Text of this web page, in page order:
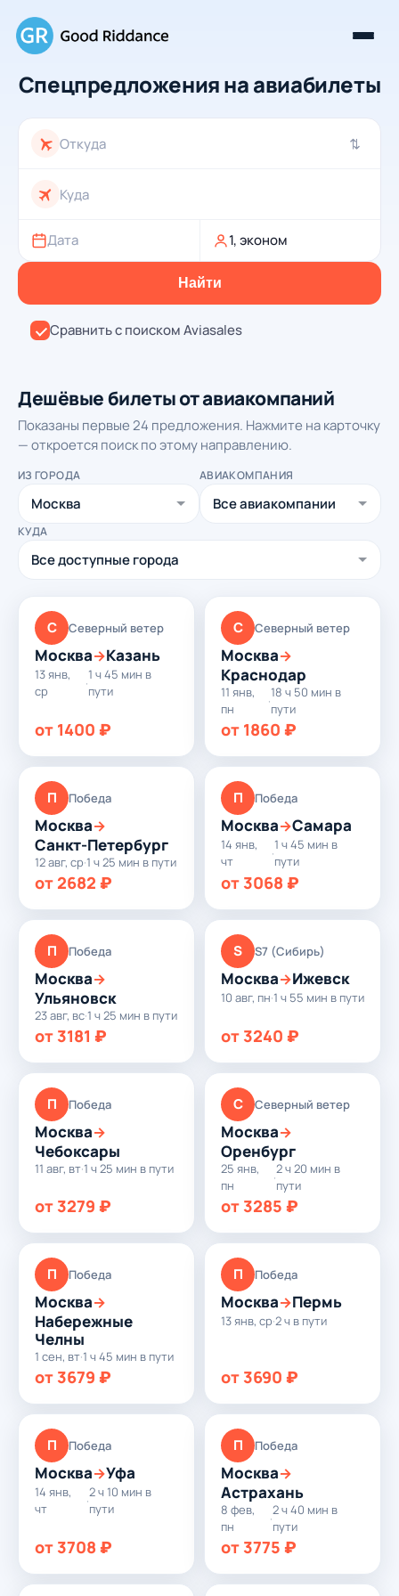
Спецпредложения на авиабилеты
⇄
Дата 1, эконом
Найти
Сравнить с поиском Aviasales
Дешёвые билеты от авиакомпаний
Показаны первые 24 предложения. Нажмите на карточку
— откроется поиск по этому направлению.
ИЗ ГОРОДА АВИАКОМПАНИЯ
КУДА
С Северный ветер
Москва→Казань
13 янв,
ср
·
1 ч 45 мин в
пути
от 1400 ₽
С Северный ветер
Москва→
Краснодар
11 янв,
пн
·
18 ч 50 мин в
пути
от 1860 ₽
П Победа
Москва→
Санкт-Петербург
12 авг, ср·1 ч 25 мин в пути
от 2682 ₽
П Победа
Москва→Самара
14 янв,
чт
·
1 ч 45 мин в
пути
от 3068 ₽
П Победа
Москва→
Ульяновск
23 авг, вс·1 ч 25 мин в пути
от 3181 ₽
S S7 (Сибирь)
Москва→Ижевск
10 авг, пн·1 ч 55 мин в пути
от 3240 ₽
П Победа
Москва→
Чебоксары
11 авг, вт·1 ч 25 мин в пути
от 3279 ₽
С Северный ветер
Москва→
Оренбург
25 янв,
пн
·
2 ч 20 мин в
пути
от 3285 ₽
П Победа
Москва→
Набережные
Челны
1 сен, вт·1 ч 45 мин в пути
от 3679 ₽
П Победа
Москва→Пермь
13 янв, ср·2 ч в пути
от 3690 ₽
П Победа
Москва→Уфа
14 янв,
чт
·
2 ч 10 мин в
пути
от 3708 ₽
П Победа
Москва→
Астрахань
8 фев,
пн
·
2 ч 40 мин в
пути
от 3775 ₽